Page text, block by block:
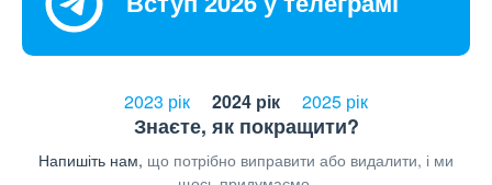
2023 рік 2024 рік 2025 рік
Знаєте, як покращити?
Напишіть нам, що потрібно виправити або видалити, і ми